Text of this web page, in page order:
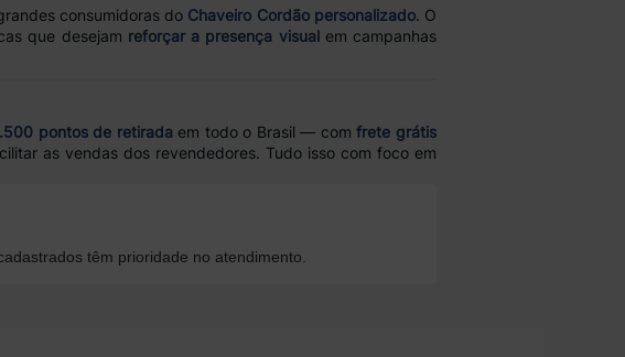
consumidoras do Chaveiro Cordão personalizado. O
que desejam reforçar a presença visualem campanhas
pontos de retirada em todo o Brasil — comfrete grátis
as vendas dos revendedores. Tudo isso com foco em
têm prioridade no atendimento.